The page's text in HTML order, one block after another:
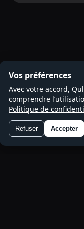
Vos préférences
Avec votre accord,
comprendre
Politique de
Refuser Accepter